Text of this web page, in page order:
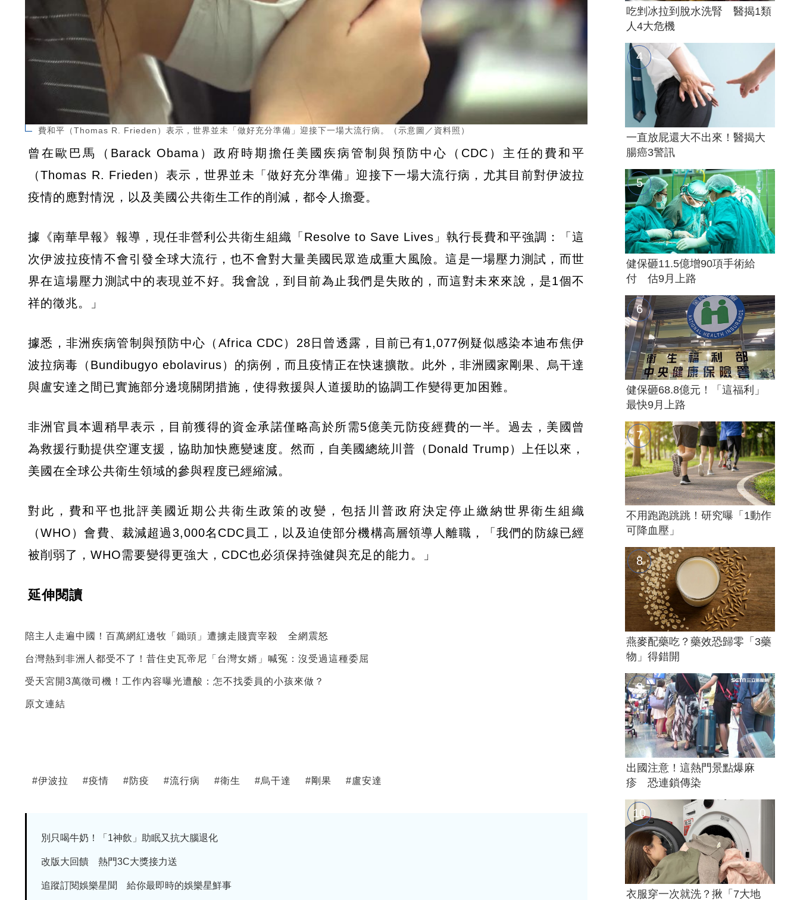
費和平（Thomas R. Frieden）表示，世界並未「做好充分準備」迎接下一場大流行病。（示意圖／資料照）
曾在歐巴馬（Barack Obama）政府時期擔任美國疾病管制與預防中心（CDC）主任的費和平
（Thomas R. Frieden）表示，世界並未「做好充分準備」迎接下一場大流行病，尤其目前對伊波拉
疫情的應對情況，以及美國公共衛生工作的削減，都令人擔憂。
據《南華早報》報導，現任非營利公共衛生組織「Resolve to Save Lives」執行長費和平強調：「這
次伊波拉疫情不會引發全球大流行，也不會對大量美國民眾造成重大風險。這是一場壓力測試，而世
界在這場壓力測試中的表現並不好。我會說，到目前為止我們是失敗的，而這對未來來說，是1個不
祥的徵兆。」
據悉，非洲疾病管制與預防中心（Africa CDC）28日曾透露，目前已有1,077例疑似感染本迪布焦伊
波拉病毒（Bundibugyo ebolavirus）的病例，而且疫情正在快速擴散。此外，非洲國家剛果、烏干達
與盧安達之間已實施部分邊境關閉措施，使得救援與人道援助的協調工作變得更加困難。
非洲官員本週稍早表示，目前獲得的資金承諾僅略高於所需5億美元防疫經費的一半。過去，美國曾
為救援行動提供空運支援，協助加快應變速度。然而，自美國總統川普（Donald Trump）上任以來，
美國在全球公共衛生領域的參與程度已經縮減。
對此，費和平也批評美國近期公共衛生政策的改變，包括川普政府決定停止繳納世界衛生組織
（WHO）會費、裁減超過3,000名CDC員工，以及迫使部分機構高層領導人離職，「我們的防線已經
被削弱了，WHO需要變得更強大，CDC也必須保持強健與充足的能力。」
延伸閱讀
陪主人走遍中國！百萬網紅邊牧「鋤頭」遭擄走賤賣宰殺 全網震怒
台灣熱到非洲人都受不了！昔住史瓦帝尼「台灣女婿」喊冤：沒受過這種委屈
受天宮開3萬徵司機！工作內容曝光遭酸：怎不找委員的小孩來做？
原文連結
#伊波拉 #疫情 #防疫 #流行病 #衛生 #烏干達 #剛果 #盧安達
別只喝牛奶！「1神飲」助眠又抗大腦退化
改版大回饋 熱門3C大獎接力送
追蹤訂閱娛樂星聞 給你最即時的娛樂星鮮事
吃剉冰拉到脫水洗腎 醫揭1類
人4大危機
一直放屁還大不出來！醫揭大
腸癌3警訊
健保砸11.5億增90項手術給
付 估9月上路
健保砸68.8億元！「這福利」
最快9月上路
不用跑跑跳跳！研究曝「1動作
可降血壓」
燕麥配藥吃？藥效恐歸零「3藥
物」得錯開
出國注意！這熱門景點爆麻
疹 恐連鎖傳染
衣服穿一次就洗？揪「7大地